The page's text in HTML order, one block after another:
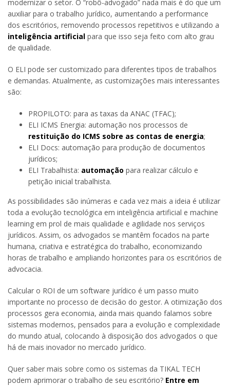
modernizar o setor. O “robô-advogado” nada mais é do que um
auxiliar para o trabalho jurídico, aumentando a performance
dos escritórios, removendo processos repetitivos e utilizando a
inteligência artificial para que isso seja feito com alto grau
de qualidade.
O ELI pode ser customizado para diferentes tipos de trabalhos
e demandas. Atualmente, as customizações mais interessantes
são:
PROPILOTO: para as taxas da ANAC (TFAC);
ELI ICMS Energia: automação nos processos de
restituição do ICMS sobre as contas de energia;
ELI Docs: automação para produção de documentos
jurídicos;
ELI Trabalhista: automação para realizar cálculo e
petição inicial trabalhista.
As possibilidades são inúmeras e cada vez mais a ideia é utilizar
toda a evolução tecnológica em inteligência artificial e machine
learning em prol de mais qualidade e agilidade nos serviços
jurídicos. Assim, os advogados se mantêm focados na parte
humana, criativa e estratégica do trabalho, economizando
horas de trabalho e ampliando horizontes para os escritórios de
advocacia.
Calcular o ROI de um software jurídico é um passo muito
importante no processo de decisão do gestor. A otimização dos
processos gera economia, ainda mais quando falamos sobre
sistemas modernos, pensados para a evolução e complexidade
do mundo atual, colocando à disposição dos advogados o que
há de mais inovador no mercado jurídico.
Quer saber mais sobre como os sistemas da TIKAL TECH
podem aprimorar o trabalho de seu escritório? Entre em